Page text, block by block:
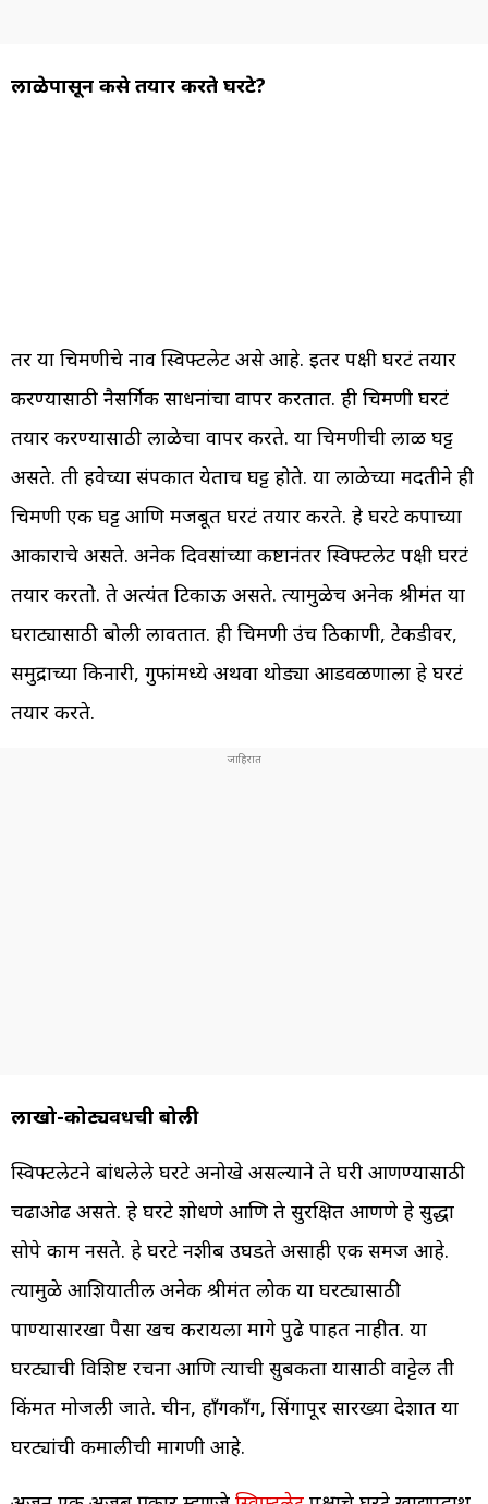
लाळेपासून कसे तयार करते घरटे?
तर या चिमणीचे नाव स्विफ्टलेट असे आहे. इतर पक्षी घरटं तयार
करण्यासाठी नैसर्गिक साधनांचा वापर करतात. ही चिमणी घरटं
तयार करण्यासाठी लाळेचा वापर करते. या चिमणीची लाळ घट्ट
असते. ती हवेच्या संपर्कात येताच घट्ट होते. या लाळेच्या मदतीने ही
चिमणी एक घट्ट आणि मजबूत घरटं तयार करते. हे घरटे कपाच्या
आकाराचे असते. अनेक दिवसांच्या कष्टानंतर स्विफ्टलेट पक्षी घरटं
तयार करतो. ते अत्यंत टिकाऊ असते. त्यामुळेच अनेक श्रीमंत या
घराट्यासाठी बोली लावतात. ही चिमणी उंच ठिकाणी, टेकडीवर,
समुद्राच्या किनारी, गुफांमध्ये अथवा थोड्या आडवळणाला हे घरटं
तयार करते.
लाखो-कोट्यवधींची बोली
स्विफ्टलेटने बांधलेले घरटे अनोखे असल्याने ते घरी आणण्यासाठी
चढाओढ असते. हे घरटे शोधणे आणि ते सुरक्षित आणणे हे सुद्धा
सोपे काम नसते. हे घरटे नशीब उघडते असाही एक समज आहे.
त्यामुळे आशियातील अनेक श्रीमंत लोक या घरट्यासाठी
पाण्यासारखा पैसा खर्च करायला मागे पुढे पाहत नाहीत. या
घरट्याची विशिष्ट रचना आणि त्याची सुबकता यासाठी वाट्टेल ती
किंमत मोजली जाते. चीन, हाँगकाँग, सिंगापूर सारख्या देशात या
घरट्यांची कमालीची मागणी आहे.